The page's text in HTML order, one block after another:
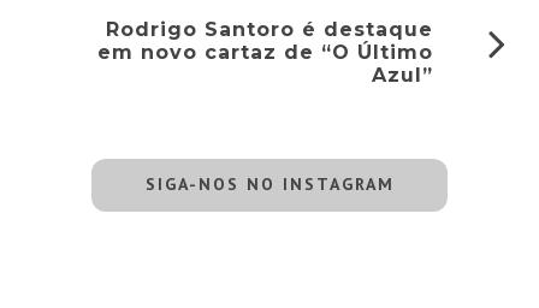
Rodrigo Santoro é destaque
em novo cartaz de “O Último
Azul”
SIGA-NOS NO INSTAGRAM